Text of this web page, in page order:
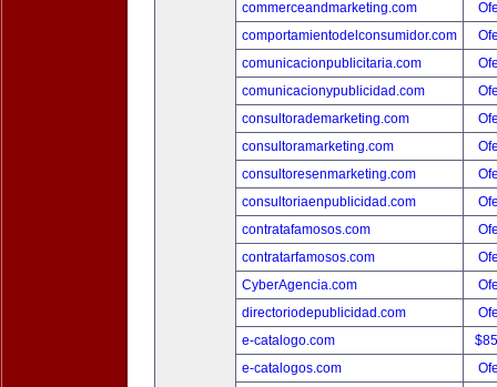
commerceandmarketing.com
comportamientodelconsumidor.com
comunicacionpublicitaria.com
comunicacionypublicidad.com
consultorademarketing.com
consultoramarketing.com
consultoresenmarketing.com
consultoriaenpublicidad.com
contratafamosos.com
contratarfamosos.com
CyberAgencia.com
directoriodepublicidad.com
e-catalogo.com
e-catalogos.com